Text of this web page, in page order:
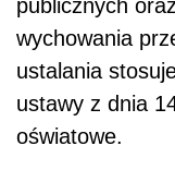
publicznych
wychowania
ustalania
ustawy z dnia
oświatowe.